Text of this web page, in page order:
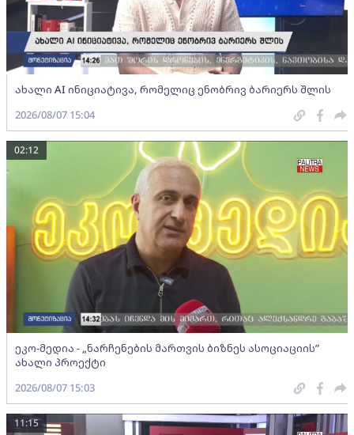
ახალი AI ინიციატივა, რომელიც ენობრივ ბარიერს შლის
2026/08/07 15:04
ეკო-მედია - „ნარჩენების მართვის ბიზნეს ასოციაციის”
ახალი პროექტი
02:12
2026/08/07 15:03
11:15